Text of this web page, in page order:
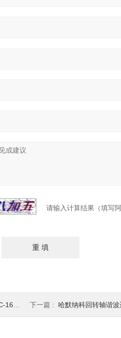
请输入计算结果（填写
S2 下一篇 : 哈默纳科回转轴谐波运